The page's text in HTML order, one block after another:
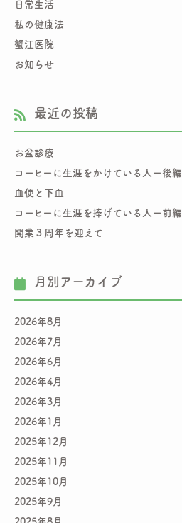
日常生活
私の健康法
蟹江医院
お知らせ
最近の投稿
お盆診療
コーヒーに生涯をかけている人ー後編
血便と下血
コーヒーに生涯を捧げている人ー前編
開業３周年を迎えて
月別アーカイブ
2026年8月
2026年7月
2026年6月
2026年4月
2026年3月
2026年1月
2025年12月
2025年11月
2025年10月
2025年9月